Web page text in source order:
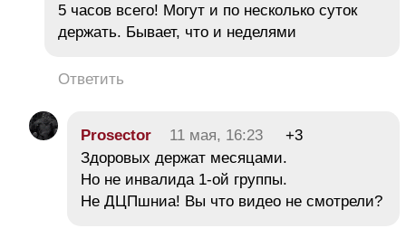
5 часов всего! Могут и по несколько суток
держать. Бывает, что и неделями
Ответить
Prosector 11 мая, 16:23
+3
Здоровых держат месяцами.
Но не инвалида 1-ой группы.
Не ДЦПшниа! Вы что видео не смотрели?